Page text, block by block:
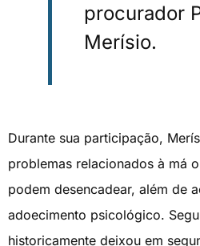
procurador
Merísio.
Durante sua participação,
problemas relacionados à má
podem desencadear, além de
adoecimento psicológico.
historicamente deixou em